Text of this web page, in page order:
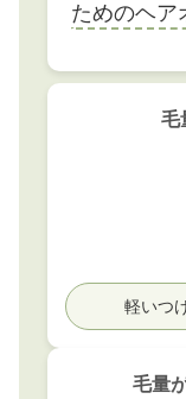
ためのヘア
毛
軽いつ
毛量